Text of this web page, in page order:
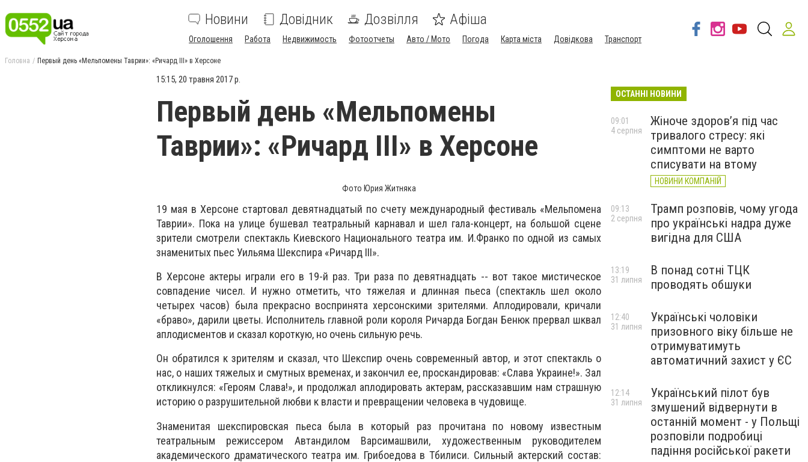
Новини Довідник Дозвілля Афіша
Оголошення Работа Недвижимость Фотоотчеты Авто / Мото Погода Карта міста Довідкова Транспорт
Головна Первый день «Мельпомены Таврии»: «Ричард III» в Херсоне
15:15, 20 травня 2017 р.
Первый день «Мельпомены
Таврии»: «Ричард III» в Херсоне
Фото Юрия Житняка
19 мая в Херсоне стартовал девятнадцатый по счету международный фестиваль «Мельпомена
Таврии». Пока на улице бушевал театральный карнавал и шел гала-концерт, на большой сцене
зрители смотрели спектакль Киевского Национального театра им. И.Франко по одной из самых
знаменитых пьес Уильяма Шекспира «Ричард III».
В Херсоне актеры играли его в 19-й раз. Три раза по девятнадцать -- вот такое мистическое
совпадение чисел. И нужно отметить, что тяжелая и длинная пьеса (спектакль шел около
четырех часов) была прекрасно воспринята херсонскими зрителями. Аплодировали, кричали
«браво», дарили цветы. Исполнитель главной роли короля Ричарда Богдан Бенюк прервал шквал
аплодисментов и сказал короткую, но очень сильную речь.
Он обратился к зрителям и сказал, что Шекспир очень современный автор, и этот спектакль о
нас, о наших тяжелых и смутных временах, и закончил ее, проскандировав: «Слава Украине!». Зал
откликнулся: «Героям Слава!», и продолжал аплодировать актерам, рассказавшим нам страшную
историю о разрушительной любви к власти и превращении человека в чудовище.
Знаменитая шекспировская пьеса была в который раз прочитана по новому известным
театральным режиссером Автандилом Варсимашвили, художественным руководителем
академического драматического театра им. Грибоедова в Тбилиси. Сильный актерский состав:
ОСТАННІ НОВИНИ
Жіноче здоров’я під час
тривалого стресу: які
симптоми не варто
списувати на втому
НОВИНИ КОМПАНІЙ
09:01
4 серпня
Трамп розповів, чому угода
про українські надра дуже
вигідна для США
09:13
2 серпня
В понад сотні ТЦК
проводять обшуки
13:19
31 липня
Українські чоловіки
призовного віку більше не
отримуватимуть
автоматичний захист у ЄС
12:40
31 липня
Український пілот був
змушений відвернути в
останній момент - у Польщі
розповіли подробиці
падіння російської ракети
12:14
31 липня